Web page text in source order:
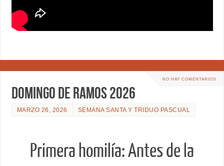
NO HAY COMENTARIOS
DOMINGO DE RAMOS 2026
MARZO 26, 2026 SEMANA SANTA Y TRIDUO PASCUAL
Primera homilía: Antes de la